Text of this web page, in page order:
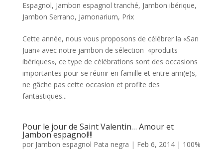
Espagnol, Jambon espagnol tranché, Jambon ibérique,
Jambon Serrano, Jamonarium, Prix
Cette année, nous vous proposons de célébrer la «San
Juan» avec notre jambon de sélection «produits
ibériques», ce type de célébrations sont des occasions
importantes pour se réunir en famille et entre ami(e)s,
ne gâche pas cette occasion et profite des
fantastiques...
Pour le jour de Saint Valentin… Amour et
Jambon espagnol!!!
por Jambon espagnol Pata negra | Feb 6, 2014| 100%